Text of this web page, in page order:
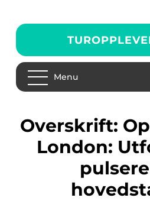
Menu
Overskrift: Opplevelser i
London: